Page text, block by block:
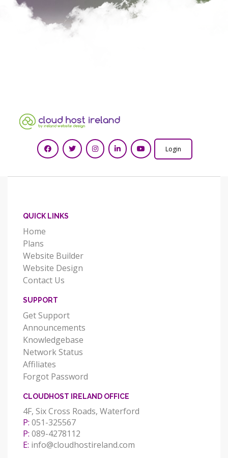
Login
QUICK LINKS
Home
Plans
Website Builder
Website Design
Contact Us
SUPPORT
Get Support
Announcements
Knowledgebase
Network Status
Affiliates
Forgot Password
CLOUDHOST IRELAND OFFICE
4F, Six Cross Roads, Waterford
P: 051-325567
P: 089-4278112
E: info@cloudhostireland.com